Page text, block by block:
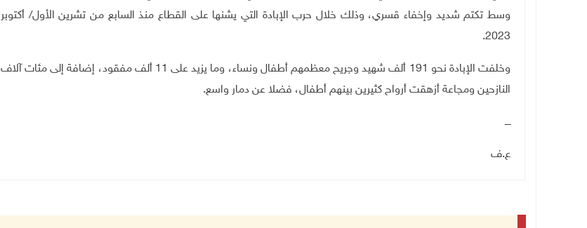
وسط تكتم شديد وإخفاء قسري، وذلك خلال حرب الإبادة التي يشنها على القطاع منذ السابع من تشرين الأول/ أكتوبر
2023.
وخلفت الإبادة نحو 191 ألف شهيد وجريح معظمهم أطفال ونساء، وما يزيد على 11 ألف مفقود، إضافة إلى مئات آلاف
النازحين ومجاعة أزهقت أرواح كثيرين بينهم أطفال، فضلا عن دمار واسع.
ــــ
ع.ف